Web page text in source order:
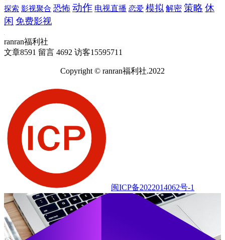
探索 影视聚合 恐怖 动作 电视直播 恋爱 模拟 解密 策略 休
闲 免费影视
ranran福利社
文章8591 留言 4692 访客15595711
Copyright © ranran福利社.2022
闽ICP备2022014062号-1